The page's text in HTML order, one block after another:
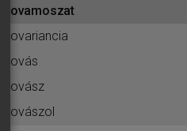
kovamoszat
kovariancia
kovás
kovász
kovászol